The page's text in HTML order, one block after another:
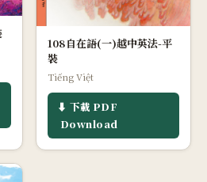
108自在語(一)越中英法-平
裝
Tiếng Việt
⬇ 下載 PDF
Download